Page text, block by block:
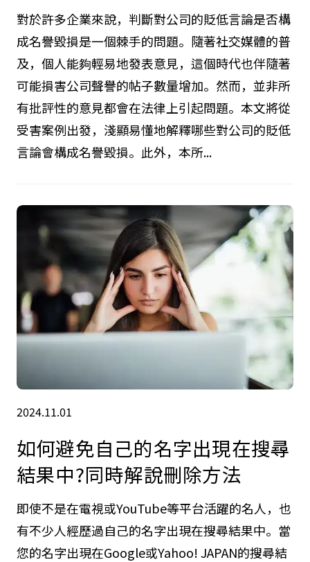
對於許多企業來說，判斷對公司的貶低言論是否構
成名譽毀損是一個棘手的問題。隨著社交媒體的普
及，個人能夠輕易地發表意見，這個時代也伴隨著
可能損害公司聲譽的帖子數量增加。然而，並非所
有批評性的意見都會在法律上引起問題。本文將從
受害案例出發，淺顯易懂地解釋哪些對公司的貶低
言論會構成名譽毀損。此外，本所...
2024.11.01
如何避免自己的名字出現在搜尋
結果中?同時解說刪除方法
即使不是在電視或YouTube等平台活躍的名人，也
有不少人經歷過自己的名字出現在搜尋結果中。當
您的名字出現在Google或Yahoo! JAPAN的搜尋結